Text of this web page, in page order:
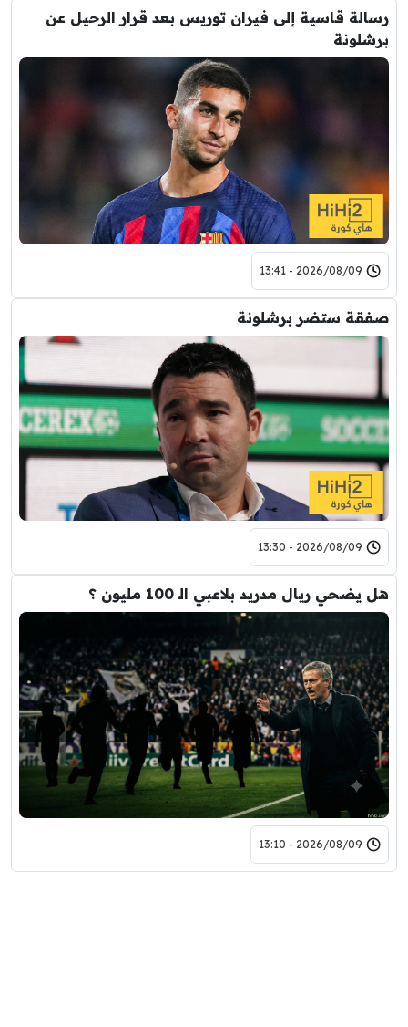
رسالة قاسية إلى فيران توريس بعد قرار الرحيل عن
برشلونة
2026/08/09 - 13:41
صفقة ستضر برشلونة
2026/08/09 - 13:30
هل يضحي ريال مدريد بلاعبي الـ 100 مليون ؟
2026/08/09 - 13:10